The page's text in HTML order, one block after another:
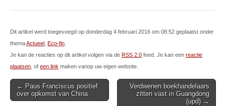
Dit artikel werd toegevoegd op donderdag 4 februari 2016 om 08:52 geplaatst onder
themaActueel Eco-fin
Je kan de reacties op dit artikel volgen via de RSS 2.0 feed. Je kan een reactie
plaatsen , of een link maken vanop uw eigen website.
Post
navigation
← Paus Franciscus positief
over opkomst van China
Verdwenen boekhandelaars
zitten vast in Guangdong
(upd) →